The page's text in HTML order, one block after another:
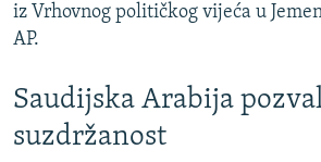
iz Vrhovnog političkog vijeća u
AP.
Saudijska Arabija
suzdržanost